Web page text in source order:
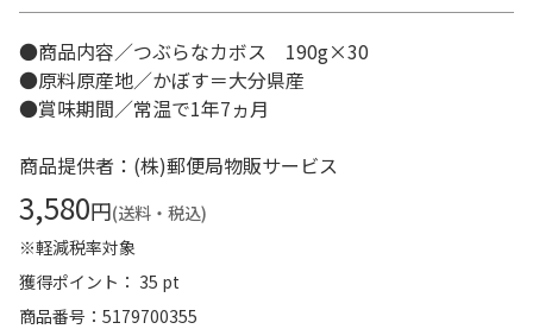
●商品内容／つぶらなカボス 190g×30
●原料原産地／かぼす＝大分県産
●賞味期間／常温で1年7ヵ月
商品提供者：(株)郵便局物販サービス
3,580円(送料・税込)
※軽減税率対象
獲得ポイント： 35 pt
商品番号
5179700355